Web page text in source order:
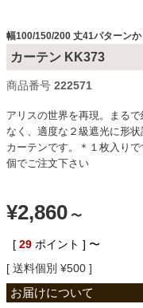
ダイニングテー
椅子・チェア
食器棚・キッチン
ベッド
収納家具
幅100/150/200 丈41パターンか
カーテン KK373
商品番号 c222571
アリスの世界を再現。まる
なく、適度な２級遮光に形
カーテンです。＊１枚入り
個でご注文下さい
¥2,860 〜
[ 29 ポイント ] 〜
送料個別 ¥500